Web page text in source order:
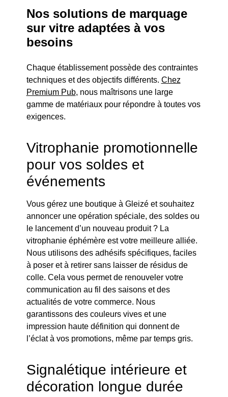
Nos solutions de marquage
sur vitre adaptées à vos
besoins
Chaque établissement possède des contraintes
techniques et des objectifs différents. Chez
Premium Pub, nous maîtrisons une large
gamme de matériaux pour répondre à toutes vos
exigences.
Vitrophanie promotionnelle
pour vos soldes et
événements
Vous gérez une boutique à Gleizé et souhaitez
annoncer une opération spéciale, des soldes ou
le lancement d’un nouveau produit ? La
vitrophanie éphémère est votre meilleure alliée.
Nous utilisons des adhésifs spécifiques, faciles
à poser et à retirer sans laisser de résidus de
colle. Cela vous permet de renouveler votre
communication au fil des saisons et des
actualités de votre commerce. Nous
garantissons des couleurs vives et une
impression haute définition qui donnent de
l’éclat à vos promotions, même par temps gris.
Signalétique intérieure et
décoration longue durée